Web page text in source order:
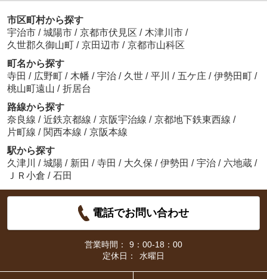
市区町村から探す
宇治市 / 城陽市 / 京都市伏見区 / 木津川市 /
久世郡久御山町 / 京田辺市 / 京都市山科区
町名から探す
寺田 / 広野町 / 木幡 / 宇治 / 久世 / 平川 / 五ケ庄 / 伊勢田町 /
桃山町遠山 / 折居台
路線から探す
奈良線 / 近鉄京都線 / 京阪宇治線 / 京都地下鉄東西線 /
片町線 / 関西本線 / 京阪本線
駅から探す
久津川
/ 城陽 / 新田 / 寺田 / 大久保 / 伊勢田 / 宇治 / 六地蔵 /
ＪＲ小倉 / 石田
電話でお問い合わせ
営業時間：
9：00-18：00
定休日：
水曜日